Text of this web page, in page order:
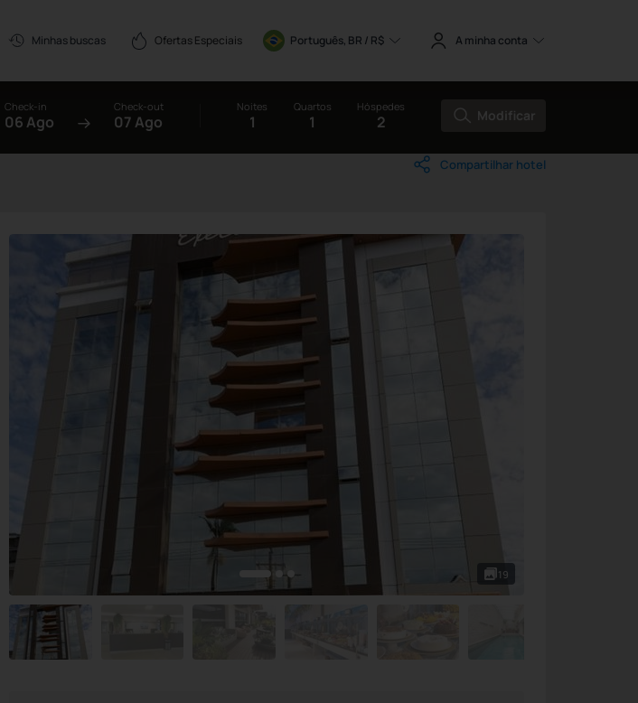
Minhas buscas Ofertas Especiais Português, BR / R$ A minha conta
Check-in
06 Ago
Check-out
07 Ago
Noites
1
Quartos
1
Hóspedes
2 Modificar
Compartilhar hotel
19